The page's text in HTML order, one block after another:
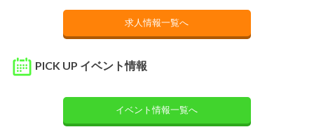
求人情報一覧へ
PICK UP イベント情報
イベント情報一覧へ